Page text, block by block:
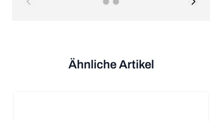
Ähnliche Artikel